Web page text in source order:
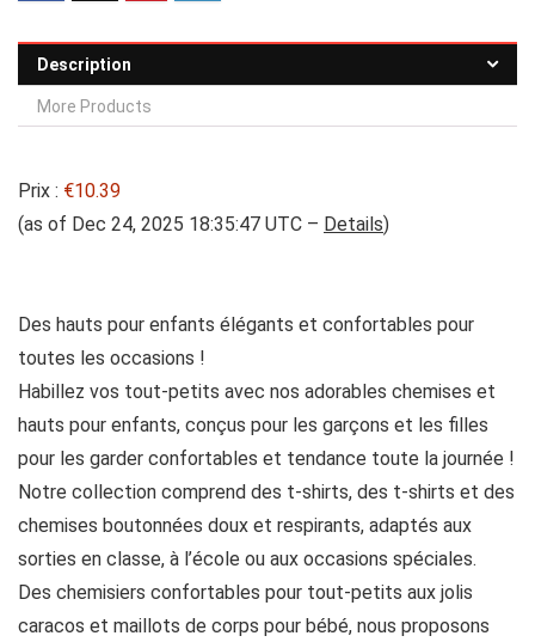
Description
More Products
Prix : €10.39
(as of Dec 24, 2025 18:35:47 UTC – Details)
Des hauts pour enfants élégants et confortables pour
toutes les occasions !
Habillez vos tout-petits avec nos adorables chemises et
hauts pour enfants, conçus pour les garçons et les filles
pour les garder confortables et tendance toute la journée !
Notre collection comprend des t-shirts, des t-shirts et des
chemises boutonnées doux et respirants, adaptés aux
sorties en classe, à l’école ou aux occasions spéciales.
Des chemisiers confortables pour tout-petits aux jolis
caracos et maillots de corps pour bébé, nous proposons